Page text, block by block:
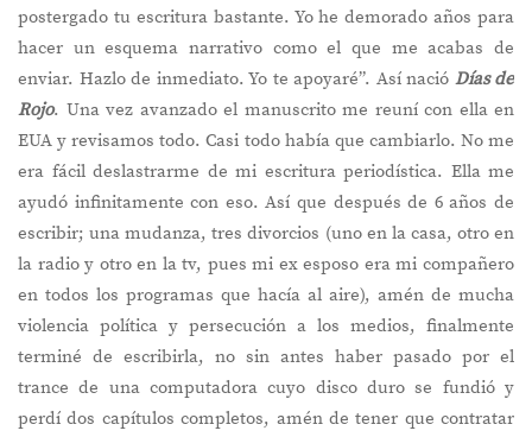
postergado tu escritura bastante. Yo he demorado años para
hacer un esquema narrativo como el que me acabas de
enviar. Hazlo de inmediato. Yo te apoyaré”. Así nació Días de
Rojo. Una vez avanzado el manuscrito me reuní con ella en
EUA y revisamos todo. Casi todo había que cambiarlo. No me
era fácil deslastrarme de mi escritura periodística. Ella me
ayudó infinitamente con eso. Así que después de 6 años de
escribir; una mudanza, tres divorcios (uno en la casa, otro en
la radio y otro en la tv, pues mi ex esposo era mi compañero
en todos los programas que hacía al aire), amén de mucha
violencia política y persecución a los medios, finalmente
terminé de escribirla, no sin antes haber pasado por el
trance de una computadora cuyo disco duro se fundió y
perdí dos capítulos completos, amén de tener que contratar